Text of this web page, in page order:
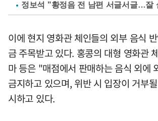
정보석 "황정음 전 남편 서글서글…잘
이에 현지 영화관 체인들의 외부 음식
금 주목받고 있다. 홍콩의 대형 영화관
마 등은 "매점에서 판매하는 음식 외에
금지하고 있으며, 위반 시 입장이 거부
시하고 있다.